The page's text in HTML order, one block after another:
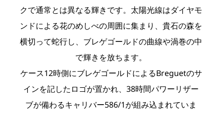
クで通常とは異なる輝きです。太陽光線はダイヤモ
ンドによる花のめしべの周囲に集まり、貴石の森を
横切って蛇行し、ブレゲゴールドの曲線や渦巻の中
で輝きを放ちます。
ケース12時側にブレゲゴールドによるBreguetのサ
インを記したロゴが置かれ、38時間パワーリザー
ブが備わるキャリバー586/1が組み込まれていま